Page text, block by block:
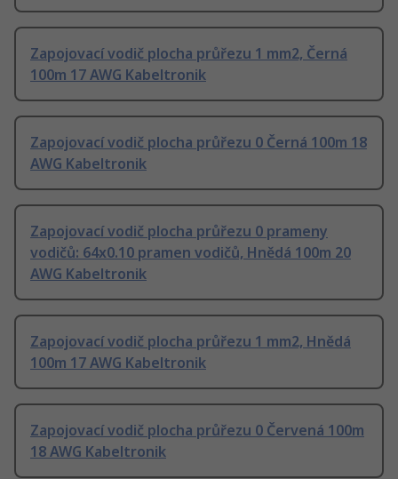
Zapojovací vodič plocha průřezu 1 mm2, Černá
100m 17 AWG Kabeltronik
Zapojovací vodič plocha průřezu 0 Černá 100m 18
AWG Kabeltronik
Zapojovací vodič plocha průřezu 0 prameny
vodičů: 64x0.10 pramen vodičů, Hnědá 100m 20
AWG Kabeltronik
Zapojovací vodič plocha průřezu 1 mm2, Hnědá
100m 17 AWG Kabeltronik
Zapojovací vodič plocha průřezu 0 Červená 100m
18 AWG Kabeltronik